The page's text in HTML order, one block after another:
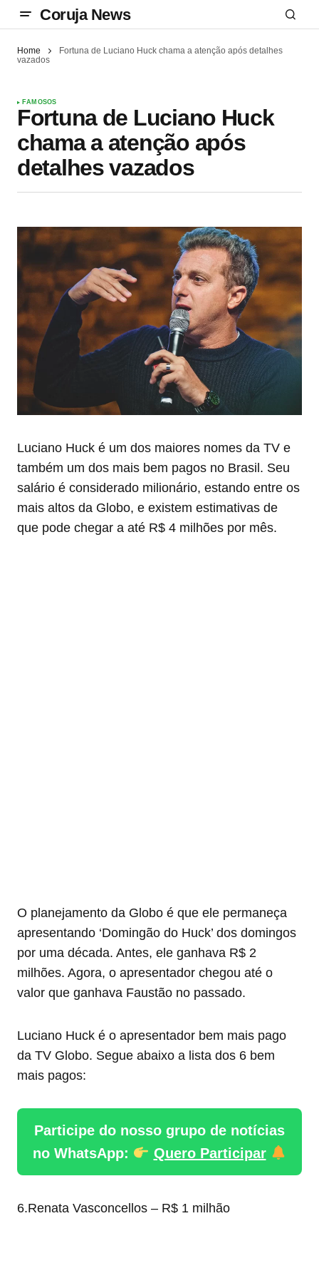
Coruja News
Home
Fortuna de Luciano Huck chama a atenção após detalhes
vazados
FAMOSOS
Fortuna de Luciano Huck
chama a atenção após
detalhes vazados
Luciano Huck é um dos maiores nomes da TV e
também um dos mais bem pagos no Brasil. Seu
salário é considerado milionário, estando entre os
mais altos da Globo, e existem estimativas de
que pode chegar a até R$ 4 milhões por mês.
O planejamento da Globo é que ele permaneça
apresentando ‘Domingão do Huck’ dos domingos
por uma década. Antes, ele ganhava R$ 2
milhões. Agora, o apresentador chegou até o
valor que ganhava Faustão no passado.
Luciano Huck é o apresentador bem mais pago
da TV Globo. Segue abaixo a lista dos 6 bem
mais pagos:
Participe do nosso grupo de notícias
no WhatsApp:
Quero Participar
6.Renata Vasconcellos – R$ 1 milhão